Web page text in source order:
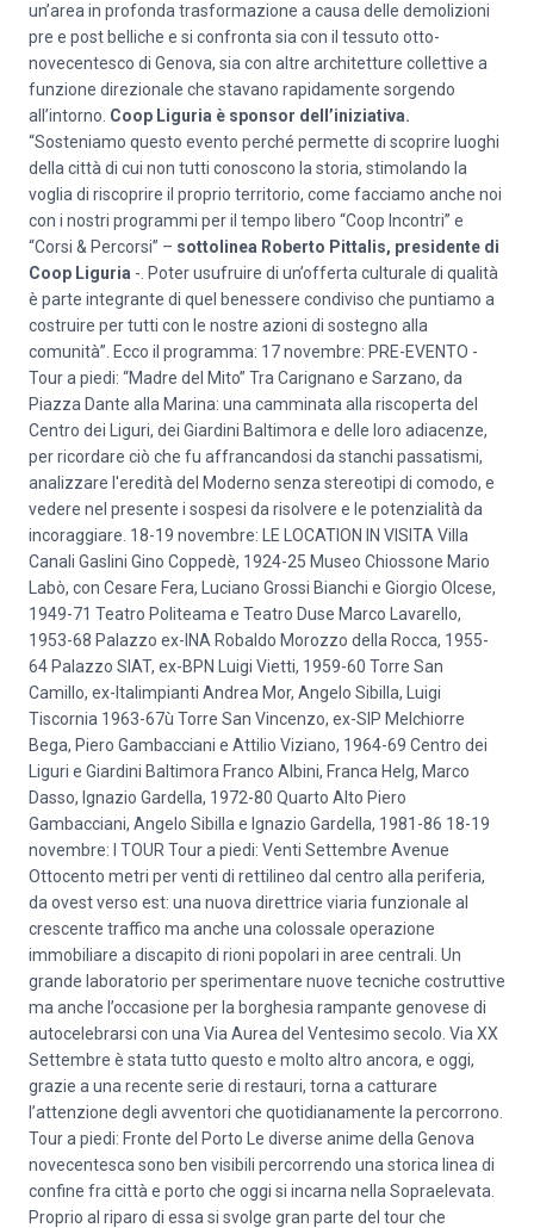
un’area in profonda trasformazione a causa delle demolizioni
pre e post belliche e si confronta sia con il tessuto otto-
novecentesco di Genova, sia con altre architetture collettive a
funzione direzionale che stavano rapidamente sorgendo
all’intorno. Coop Liguria è sponsor dell’iniziativa.
“Sosteniamo questo evento perché permette di scoprire luoghi
della città di cui non tutti conoscono la storia, stimolando la
voglia di riscoprire il proprio territorio, come facciamo anche noi
con i nostri programmi per il tempo libero “Coop Incontri” e
“Corsi & Percorsi” – sottolinea Roberto Pittalis, presidente di
Coop Liguria -. Poter usufruire di un’offerta culturale di qualità
è parte integrante di quel benessere condiviso che puntiamo a
costruire per tutti con le nostre azioni di sostegno alla
comunità”. Ecco il programma: 17 novembre: PRE-EVENTO -
Tour a piedi: “Madre del Mito” Tra Carignano e Sarzano, da
Piazza Dante alla Marina: una camminata alla riscoperta del
Centro dei Liguri, dei Giardini Baltimora e delle loro adiacenze,
per ricordare ciò che fu affrancandosi da stanchi passatismi,
analizzare l'eredità del Moderno senza stereotipi di comodo, e
vedere nel presente i sospesi da risolvere e le potenzialità da
incoraggiare. 18-19 novembre: LE LOCATION IN VISITA Villa
Canali Gaslini Gino Coppedè, 1924-25 Museo Chiossone Mario
Labò, con Cesare Fera, Luciano Grossi Bianchi e Giorgio Olcese,
1949-71 Teatro Politeama e Teatro Duse Marco Lavarello,
1953-68 Palazzo ex-INA Robaldo Morozzo della Rocca, 1955-
64 Palazzo SIAT, ex-BPN Luigi Vietti, 1959-60 Torre San
Camillo, ex-Italimpianti Andrea Mor, Angelo Sibilla, Luigi
Tiscornia 1963-67ù Torre San Vincenzo, ex-SIP Melchiorre
Bega, Piero Gambacciani e Attilio Viziano, 1964-69 Centro dei
Liguri e Giardini Baltimora Franco Albini, Franca Helg, Marco
Dasso, Ignazio Gardella, 1972-80 Quarto Alto Piero
Gambacciani, Angelo Sibilla e Ignazio Gardella, 1981-86 18-19
novembre: I TOUR Tour a piedi: Venti Settembre Avenue
Ottocento metri per venti di rettilineo dal centro alla periferia,
da ovest verso est: una nuova direttrice viaria funzionale al
crescente traffico ma anche una colossale operazione
immobiliare a discapito di rioni popolari in aree centrali. Un
grande laboratorio per sperimentare nuove tecniche costruttive
ma anche l’occasione per la borghesia rampante genovese di
autocelebrarsi con una Via Aurea del Ventesimo secolo. Via XX
Settembre è stata tutto questo e molto altro ancora, e oggi,
grazie a una recente serie di restauri, torna a catturare
l’attenzione degli avventori che quotidianamente la percorrono.
Tour a piedi: Fronte del Porto Le diverse anime della Genova
novecentesca sono ben visibili percorrendo una storica linea di
confine fra città e porto che oggi si incarna nella Sopraelevata.
Proprio al riparo di essa si svolge gran parte del tour che